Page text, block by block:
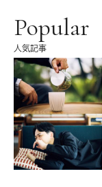
Popular
人気記事